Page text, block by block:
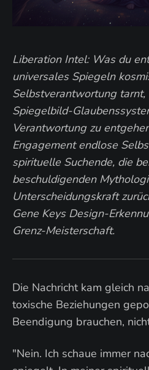
Liberation Intel: Was du
universales Spiegeln
Selbstverantwortung
Spiegelbild-
Verantwortung zu
Engagement endlose
spirituelle Suchende, die
beschuldigenden
Unterscheidungskraft
Gene Keys Design-
Grenz-Meisterschaft.
Die Nachricht kam gleich
toxische Beziehungen
Beendigung brauchen,
"Nein. Ich schaue immer